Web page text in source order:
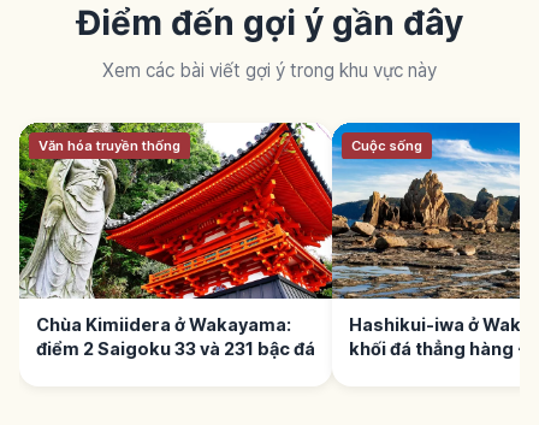
Điểm đến gợi ý gần đây
Xem các bài viết gợi ý trong khu vực này
Văn hóa truyền thống
Chùa Kimiidera ở Wakayama:
điểm 2 Saigoku 33 và 231 bậc đá
Cuộc sống
Hashikui-iwa ở
khối đá thẳng hàng